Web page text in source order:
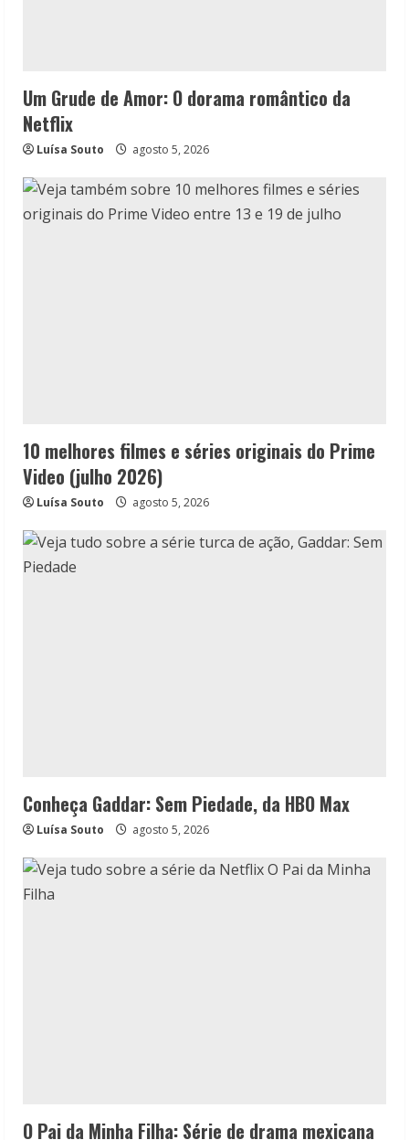
Um Grude de Amor: O dorama romântico da
Netflix
Luísa Souto agosto 5, 2026
10 melhores filmes e séries originais do Prime
Video (julho 2026)
Luísa Souto agosto 5, 2026
Conheça Gaddar: Sem Piedade, da HBO Max
Luísa Souto agosto 5, 2026
O Pai da Minha Filha: Série de drama mexicana